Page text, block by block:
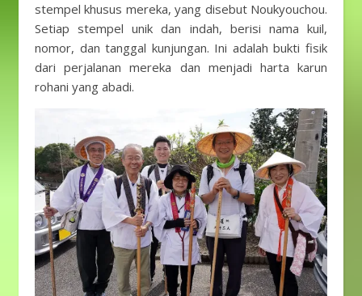
stempel khusus mereka, yang disebut Noukyouchou.
Setiap stempel unik dan indah, berisi nama kuil,
nomor, dan tanggal kunjungan. Ini adalah bukti fisik
dari perjalanan mereka dan menjadi harta karun
rohani yang abadi.